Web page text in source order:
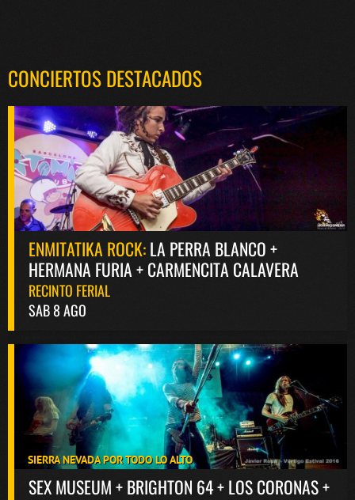
CONCIERTOS DESTACADOS
ENMITATIKA ROCK:LA PERRA BLANCO +
HERMANA FURIA + CARMENCITA CALAVERA
RECINTO FERIAL
SAB 8 AGO
SIERRA NEVADA POR TODO LO ALTO
SEX MUSEUM + BRIGHTON 64 + LOS CORONAS +